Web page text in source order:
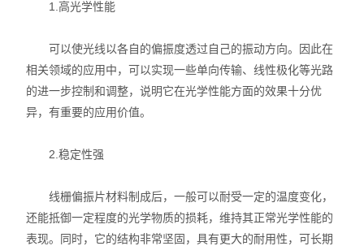
1.高光学性能
可以使光线以各自的偏振度透过自己的振动方向。因此在
相关领域的应用中，可以实现一些单向传输、线性极化等光路
的进一步控制和调整，说明它在光学性能方面的效果十分优
异，有重要的应用价值。
2.稳定性强
线栅偏振片材料制成后，一般可以耐受一定的温度变化，
还能抵御一定程度的光学物质的损耗，维持其正常光学性能的
表现。同时，它的结构非常坚固，具有更大的耐用性，可长期